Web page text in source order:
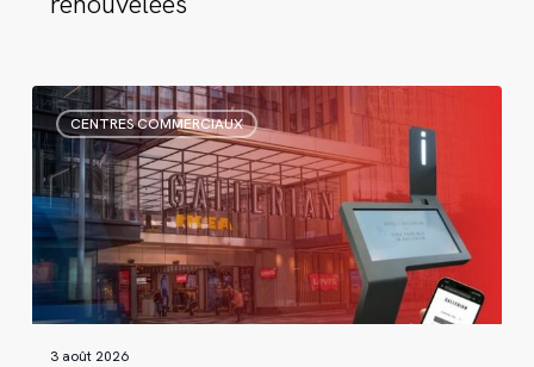
CENTRES COMMERCIAUX
Gallerian
:
un
partenariat
durable
l’orientation
au
3 août 2026